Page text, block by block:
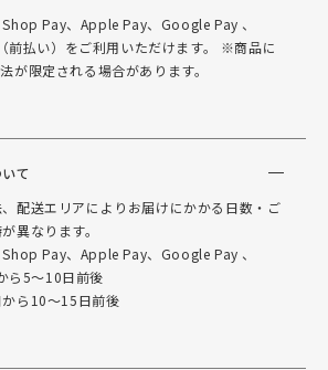
Pay、Apple Pay、Google Pay 、
前払い）をご利用いただけます。 ※商品に
が限定される場合があります。
て
配送エリアによりお届けにかかる日数・ご
異なります。
Pay、Apple Pay、Google Pay 、
ら5～10日前後
ら10～15日前後